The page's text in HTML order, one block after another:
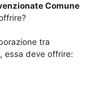
Comune
tra
essa deve offrire: